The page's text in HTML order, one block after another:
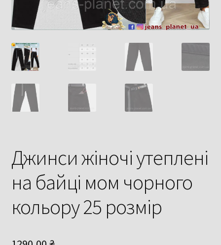
Джинси жіночі утеплені
на байці мом чорного
кольору 25 розмір